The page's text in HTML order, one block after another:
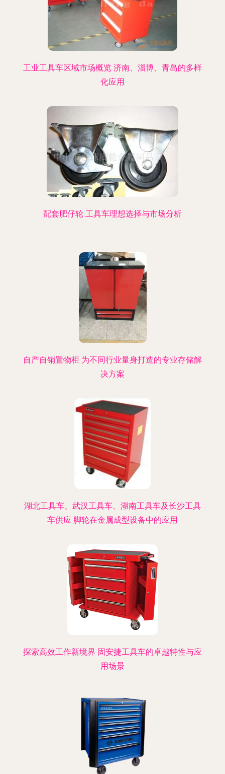
工业工具车区域市场概览 济南、淄博、青岛的多样
化应用
配套肥仔轮 工具车理想选择与市场分析
自产自销置物柜 为不同行业量身打造的专业存储解
决方案
湖北工具车、武汉工具车、湖南工具车及长沙工具
车供应 脚轮在金属成型设备中的应用
探索高效工作新境界 固安捷工具车的卓越特性与应
用场景